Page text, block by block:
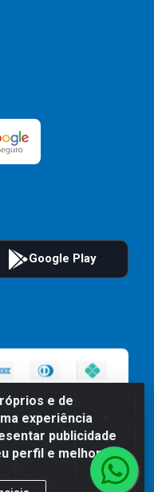
e de
experiência
publicidade
perfil e melhorar a
e frete são válidos